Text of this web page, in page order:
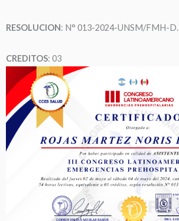
RESOLUCION: N° 013-2024-UNSM/FMH-D.
CREDITOS: 03